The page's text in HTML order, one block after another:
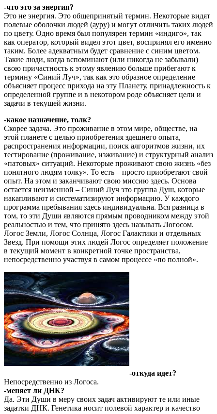
-что это за энергия?
Это не энергия. Это общепринятый термин. Некоторые видят
полевые оболочки людей (ауру) и могут отличить таких людей
по цвету. Одно время был популярен термин «индиго», так
как оператор, который видел этот цвет, воспринял его именно
таким. Более адекватным будет сравнение с синим цветом.
Такие люди, когда вспоминают (или никогда не забывали)
свою причастность к этому явлению больше прибегают к
термину «Синий Луч», так как это образное определение
объясняет процесс прихода на эту Планету, принадлежность к
определенной группе и в некотором роде объясняет цели и
задачи в текущей жизни.
-какое назначение, толк?
Скорее задача. Это проживание в этом мире, обществе, на
этой планете с целью приобретения здешнего опыта,
распространения информации, поиск алгоритмов жизни, их
тестирование (проживание, изживание) и структурный анализ
«патовых» ситуаций. Некоторые проживают свою жизнь «без
понятного людям толку». То есть – просто приобретают свой
опыт. На этом и заканчивают свою миссию здесь. Основа
остается неизменной – Синий Луч это группа Душ, которые
накапливают и систематизируют информацию. У каждого
программа пребывания здесь индивидуальна. Вся разница в
том, то эти Души являются прямым проводником между этой
реальностью и тем, что принято здесь называть Логосом.
Логос Земли, Логос Солнца, Логос Галактики и отдельных
Звезд. При помощи этих людей Логос определяет положение
в текущий момент в конкретной точке пространства,
непосредственно участвуя в самом процессе «по полной».
-откуда идет?
Непосредственно из Логоса.
-меняет ли ДНК?
Да. Эти Души в меру своих задач активируют те или иные
задатки ДНК. Генетика носит полевой характер и качество